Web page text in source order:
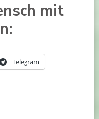
mit
Telegram